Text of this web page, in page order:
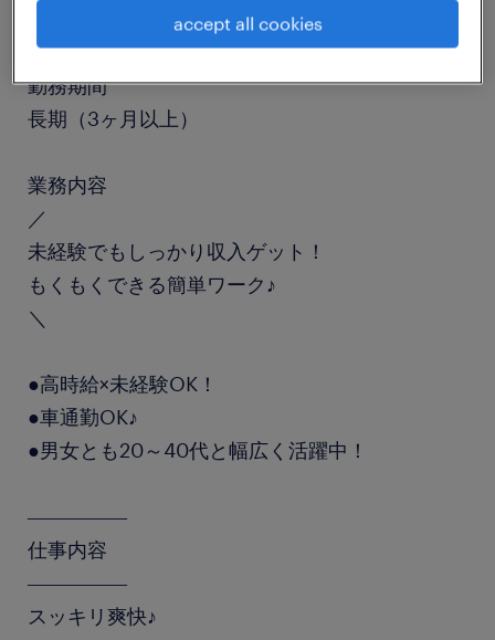
仕分け・ピッキング・梱包、入出荷
勤務期間
長期（3ヶ月以上）
業務内容
／
未経験でもしっかり収入ゲット！
もくもくできる簡単ワーク♪
＼
●高時給×未経験OK！
●車通勤OK♪
●男女とも20～40代と幅広く活躍中！
―――――
仕事内容
―――――
スッキリ爽快♪
accept all cookies